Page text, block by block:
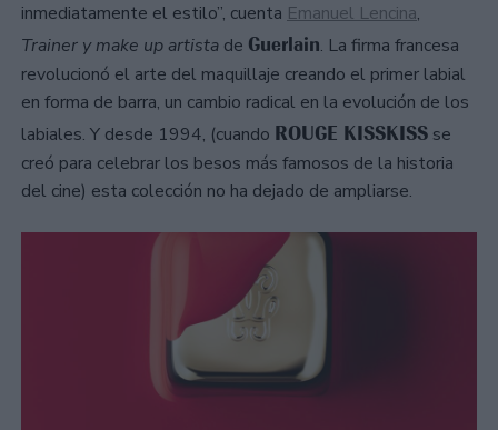
inmediatamente el estilo”, cuenta Emanuel Lencina,
Trainer y make up artista de Guerlain. La firma francesa
revolucionó el arte del maquillaje creando el primer labial
en forma de barra, un cambio radical en la evolución de los
labiales. Y desde 1994, (cuando ROUGE KISSKISS se
creó para celebrar los besos más famosos de la historia
del cine) esta colección no ha dejado de ampliarse.